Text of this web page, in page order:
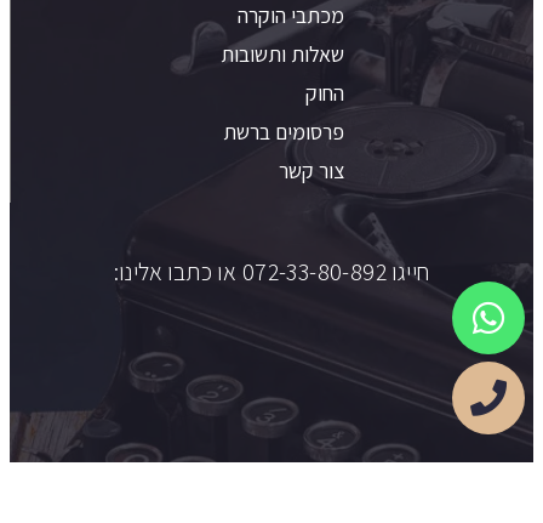
מכתבי הוקרה
שאלות ותשובות
החוק
פרסומים ברשת
צור קשר
חייגו 072-33-80-892 או כתבו אלינו: